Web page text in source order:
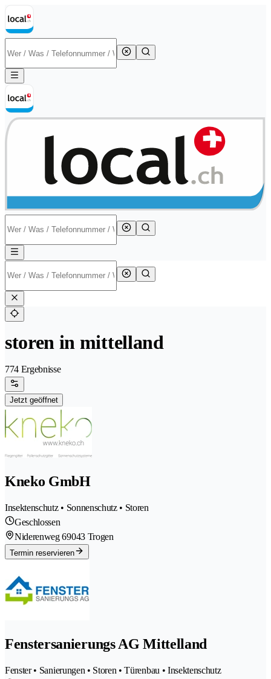
storen in mittelland
774 Ergebnisse
Jetzt geöffnet
Kneko GmbH
Insektenschutz • Sonnenschutz • Storen
Geschlossen
Niderenweg 69043 Trogen
Termin reservieren
Fenstersanierungs AG Mittelland
Fenster • Sanierungen • Storen • Türenbau • Insektenschutz